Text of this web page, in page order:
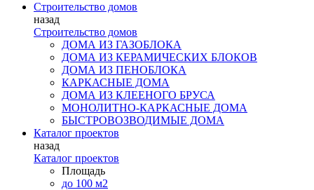
Строительство домов
назад
Строительство домов
ДОМА ИЗ ГАЗОБЛОКА
ДОМА ИЗ КЕРАМИЧЕСКИХ БЛОКОВ
ДОМА ИЗ ПЕНОБЛОКА
КАРКАСНЫЕ ДОМА
ДОМА ИЗ КЛЕЕНОГО БРУСА
МОНОЛИТНО-КАРКАСНЫЕ ДОМА
БЫСТРОВОЗВОДИМЫЕ ДОМА
Каталог проектов
назад
Каталог проектов
Площадь
до 100 м2